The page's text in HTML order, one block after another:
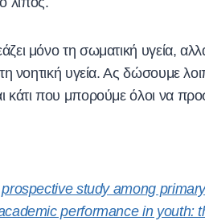
μόνο τη σωματική υγεία,
τη νοητική υγεία. Ας δώσουμε
που μπορούμε όλοι να
study among
performance in youth: